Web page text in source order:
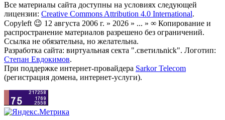
Все материалы сайта доступны на условиях следующей
лицензии: Creative Commons Attribution 4.0 International.
Copyleft 😉 12 августа 2006 г. » 2026 » ... » ∞ Копирование и
распространение материалов разрешено без ограничений.
Ссылка не обязательна, но желательна.
Разработка сайта: виртуальная секта ".светильnick". Логотип:
Степан Евдокимов.
При поддержке интернет-провайдера Sarkor Telecom
(регистрация домена, интернет-услуги).